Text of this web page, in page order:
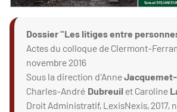
Dossier "Les litiges entre
Actes du colloque de Clermont-
novembre 2016
Sous la direction d'Anne
Charles-André Dubreuil et Caroline
Droit Administratif, LexisNexis, 2017,